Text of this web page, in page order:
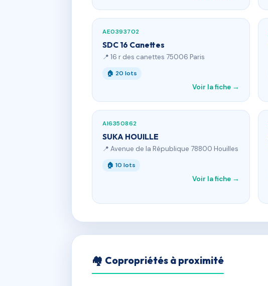
AE0393702
SDC 16 Canettes
📍 16 r des canettes 75006 Paris
🏠 20 lots
Voir la fiche →
AI6350862
SUKA HOUILLE
📍 Avenue de la République 78800 Houilles
🏠 10 lots
Voir la fiche →
🏘 Copropriétés à proximité